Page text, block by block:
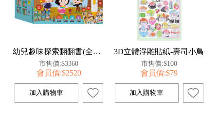
幼兒趣味探索翻翻書(全套8冊科普知識版)
市售價:$3360
會員價:$2520
3D立體浮雕貼紙-壽司小鳥
市售價:$100
會員價:$79